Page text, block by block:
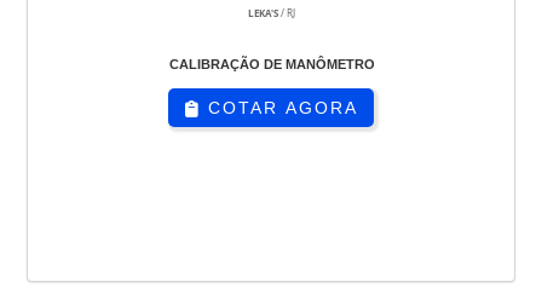
LEKA'S/ RJ
CALIBRAÇÃO DE MANÔMETRO
COTAR AGORA